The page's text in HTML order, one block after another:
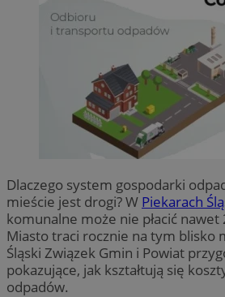
Dlaczego system gospodarki
mieście jest drogi? W Piekarach
komunalne może nie płacić
Miasto traci rocznie na tym blisko
Śląski Związek Gmin i Powiat
pokazujące, jak kształtują się
odpadów.